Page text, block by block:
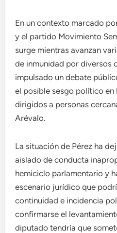
En un contexto marcado
y el partido Movimiento
surge mientras avanzan
de inmunidad por diversos
impulsado un debate
el posible sesgo político
dirigidos a personas
Arévalo.
La situación de Pérez ha
aislado de conducta
hemiciclo parlamentario y
escenario jurídico que
continuidad e incidencia
confirmarse el
diputado tendría que